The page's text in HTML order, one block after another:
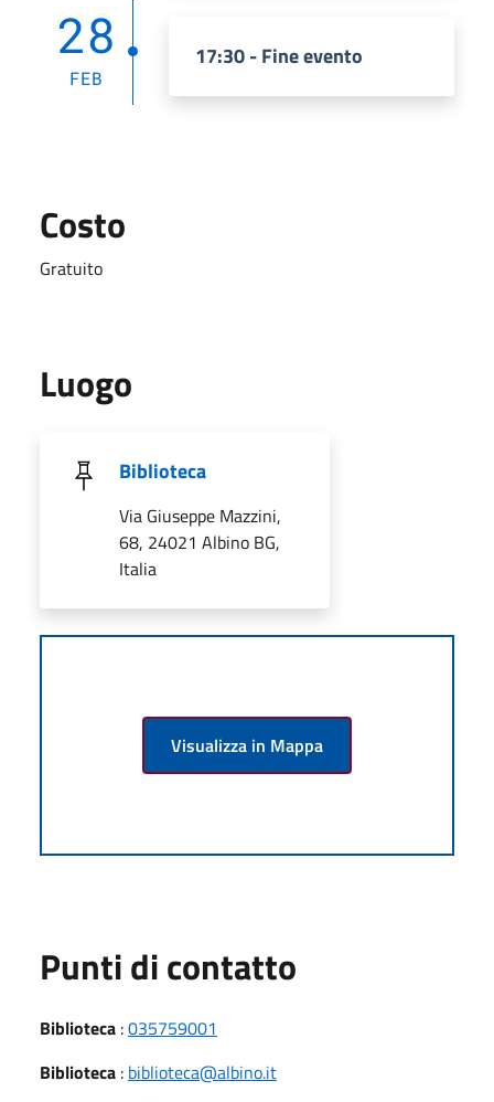
28
FEB
17:30 - Fine evento
Costo
Gratuito
Luogo
Biblioteca
Via Giuseppe Mazzini,
68, 24021 Albino BG,
Italia
Visualizza in Mappa
Punti di contatto
Biblioteca :035759001
Biblioteca : biblioteca@albino.it